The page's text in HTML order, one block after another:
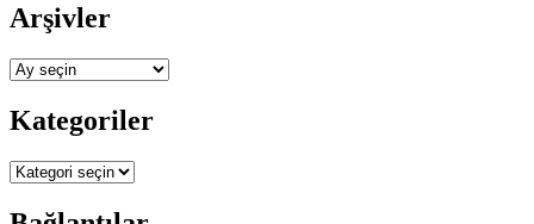
Arşivler
Arşivler
Kategoriler
Kategoriler